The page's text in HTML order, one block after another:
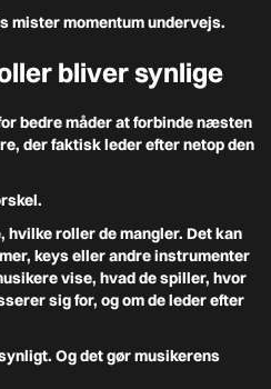
mister momentum undervejs.
bliver synlige
bedre måder at forbinde næsten
der faktisk leder efter netop den
hvilke roller de mangler. Det kan
keys eller andre instrumenter
vise, hvad de spiller, hvor
sig for, og om de leder efter
Og det gør musikerens